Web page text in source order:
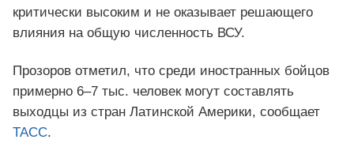
критически высоким и не оказывает решающего
влияния на общую численность ВСУ.
Прозоров отметил, что среди иностранных бойцов
примерно 6–7 тыс. человек могут составлять
выходцы из стран Латинской Америки, сообщает
ТАСС.